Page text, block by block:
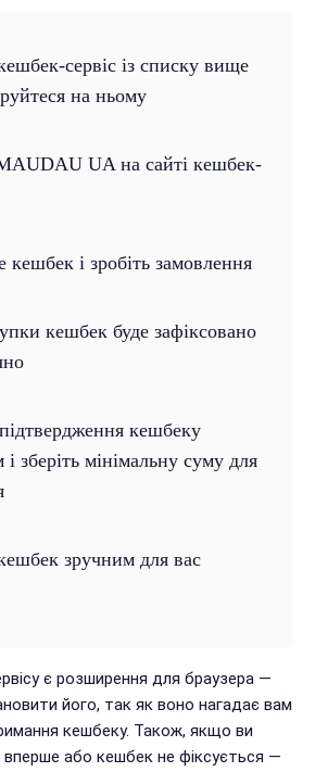
сервіс із списку вище
на ньому
UA на сайті кешбек-
кешбек і зробіть замовлення
кешбек буде зафіксовано
кешбеку
зберіть мінімальну суму для
зручним для вас
є розширення для браузера —
його, так як воно нагадає вам
кешбеку. Також, якщо ви
або кешбек не фіксується —